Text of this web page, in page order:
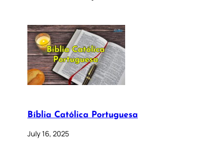
Bíblia Católica Portuguesa
July 16, 2025